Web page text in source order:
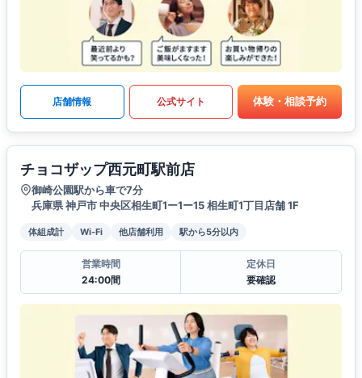
店舗情報 公式サイト 体験・相談予約
チョコザップ西元町駅前店
御崎公園駅から車で7分
兵庫県 神戸市 中央区相生町1ー1ー15 相生町1丁目店舗 1F
体組成計 Wi-Fi 他店舗利用 駅から5分以内
営業時間
24:00間
定休日
要確認